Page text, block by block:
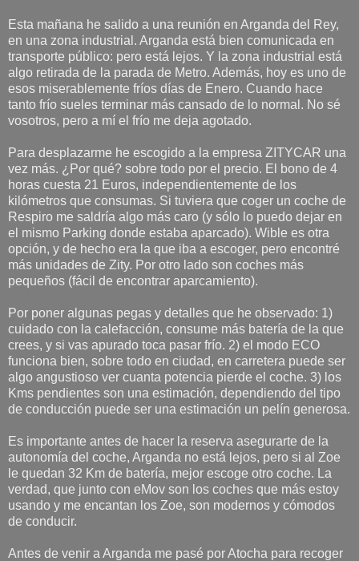
Esta mañana he salido a una reunión en Arganda del Rey,
en una zona industrial. Arganda está bien comunicada en
transporte público: pero está lejos. Y la zona industrial está
algo retirada de la parada de Metro. Además, hoy es uno de
esos miserablemente fríos días de Enero. Cuando hace
tanto frío sueles terminar más cansado de lo normal. No sé
vosotros, pero a mí el frío me deja agotado.
Para desplazarme he escogido a la empresa ZITYCAR una
vez más. ¿Por qué? sobre todo por el precio. El bono de 4
horas cuesta 21 Euros, independientemente de los
kilómetros que consumas. Si tuviera que coger un coche de
Respiro me saldría algo más caro (y sólo lo puedo dejar en
el mismo Parking donde estaba aparcado). Wible es otra
opción, y de hecho era la que iba a escoger, pero encontré
más unidades de Zity. Por otro lado son coches más
pequeños (fácil de encontrar aparcamiento).
Por poner algunas pegas y detalles que he observado: 1)
cuidado con la calefacción, consume más batería de la que
crees, y si vas apurado toca pasar frío. 2) el modo ECO
funciona bien, sobre todo en ciudad, en carretera puede ser
algo angustioso ver cuanta potencia pierde el coche. 3) los
Kms pendientes son una estimación, dependiendo del tipo
de conducción puede ser una estimación un pelín generosa.
Es importante antes de hacer la reserva asegurarte de la
autonomía del coche, Arganda no está lejos, pero si al Zoe
le quedan 32 Km de batería, mejor escoge otro coche. La
verdad, que junto con eMov son los coches que más estoy
usando y me encantan los Zoe, son modernos y cómodos
de conducir.
Antes de venir a Arganda me pasé por Atocha para recoger